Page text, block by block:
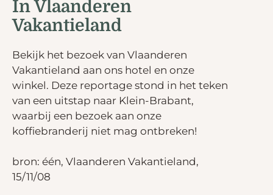
In Vlaanderen
Vakantieland
Bekijk het bezoek van Vlaanderen
Vakantieland aan ons hotel en onze
winkel. Deze reportage stond in het teken
van een uitstap naar Klein-Brabant,
waarbij een bezoek aan onze
koffiebranderij niet mag ontbreken!
bron: één, Vlaanderen Vakantieland,
15/11/08